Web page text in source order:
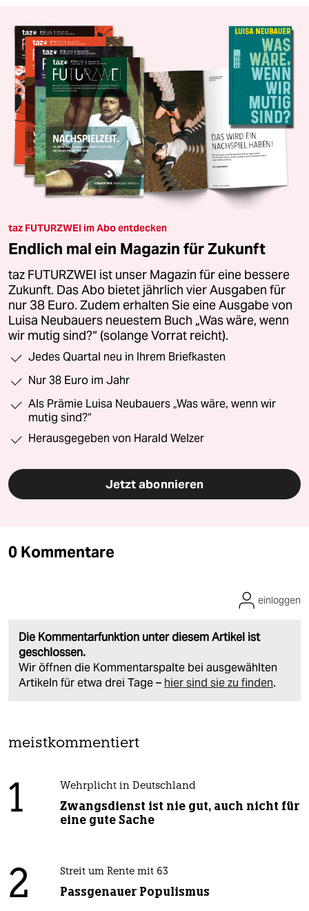
taz FUTURZWEI im Abo entdecken
Endlich mal ein Magazin für Zukunft
taz FUTURZWEI ist unser Magazin für eine bessere
Zukunft. Das Abo bietet jährlich vier Ausgaben für
nur 38 Euro. Zudem erhalten Sie eine Ausgabe von
Luisa Neubauers neuestem Buch „Was wäre, wenn
wir mutig sind?“ (solange Vorrat reicht).
Jedes Quartal neu in Ihrem Briefkasten
Nur 38 Euro im Jahr
Als Prämie Luisa Neubauers „Was wäre, wenn wir
mutig sind?“
Herausgegeben von Harald Welzer
Jetzt abonnieren
0 Kommentare
Die Kommentarfunktion unter diesem Artikel ist
geschlossen.
Wir öffnen die Kommentarspalte bei ausgewählten
Artikeln für etwa drei Tage – hier sind sie zu finden.
einloggen
meistkommentiert
1 Wehrplicht in Deutschland
Zwangsdienst ist nie gut, auch nicht für
eine gute Sache
2 Streit um Rente mit 63
Passgenauer Populismus